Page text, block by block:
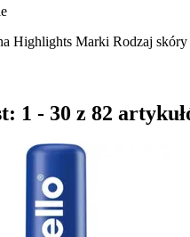
Highlights Marki Rodzaj skóry
1 - 30 z 82